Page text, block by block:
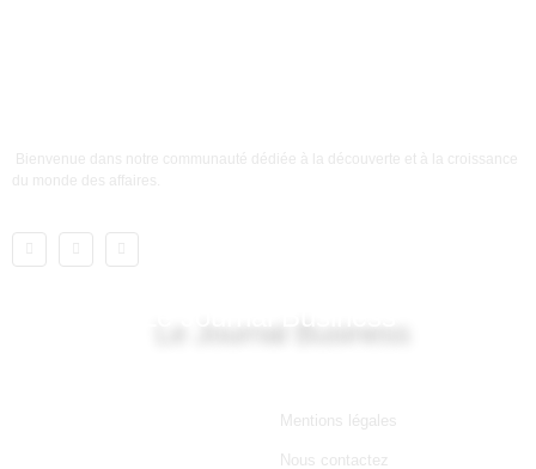
Bienvenue dans notre communauté dédiée à la découverte et à la croissance
du monde des affaires.
Mentions légales
Nous contactez